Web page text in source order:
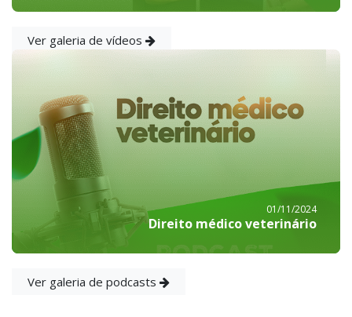
Ver galeria de vídeos
01/11/2024
Direito médico veterinário
Ver galeria de podcasts